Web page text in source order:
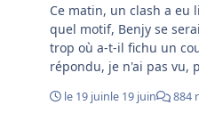
Ce matin, un clash a eu
quel motif, Benjy se
trop où a-t-il fichu un
répondu, je n'ai pas vu,
savent que Benjy n'a
comme on dit gentiment
le 19 juinle 19 juin 884